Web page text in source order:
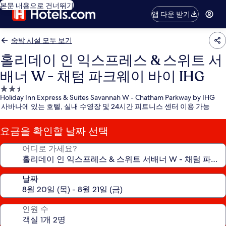
본문 내용으로 건너뛰기
앱 다운 받기
숙박 시설 모두 보기
홀리데이 인 익스프레스 & 스위트 서
배너 W - 채텀 파크웨이 바이 IHG
2.5
성
급
숙
박
시
Holiday Inn Express & Suites Savannah W - Chatham Parkway by IHG
사바나에 있는 호텔, 실내 수영장 및 24시간 피트니스 센터 이용 가능
요금을 확인할 날짜 선택
어디로 가세요?
날짜
인원 수